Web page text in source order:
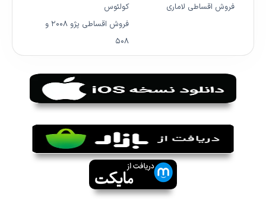
فروش اقساطی لاماری
کولئوس
فروش اقساطی پژو ۲۰۰۸ و
۵۰۸